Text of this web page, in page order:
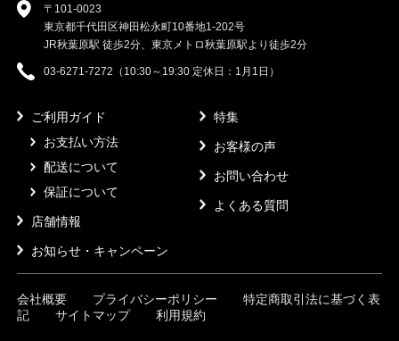
〒101-0023
東京都千代田区神田松永町10番地1-202号
JR秋葉原駅 徒歩2分、東京メトロ秋葉原駅より徒歩2分
03-6271-7272（10:30～19:30 定休日：1月1日）
ご利用ガイド
お支払い方法
配送について
保証について
店舗情報
お知らせ・キャンペーン
特集
お客様の声
お問い合わせ
よくある質問
会社概要 プライバシーポリシー
特定商取引法に基づく表
記
サイトマップ 利用規約